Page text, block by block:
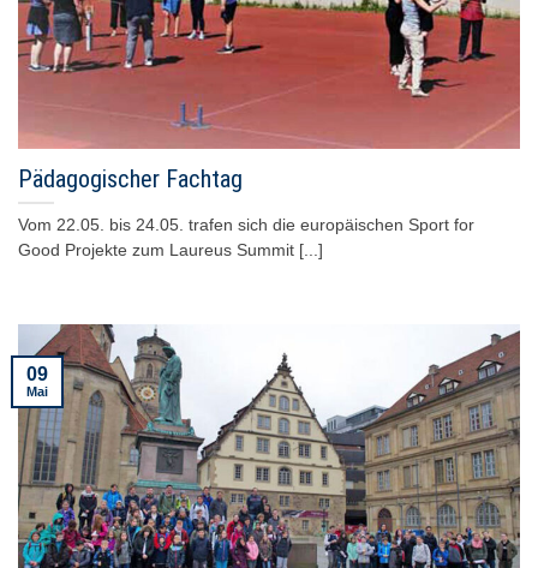
Pädagogischer Fachtag
Vom 22.05. bis 24.05. trafen sich die europäischen Sport for
Good Projekte zum Laureus Summit [...]
09
Mai